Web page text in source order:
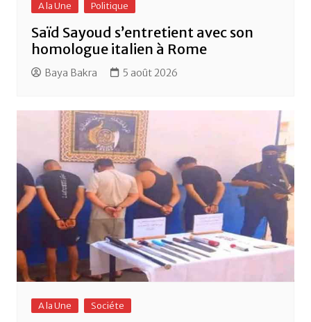
A la Une Politique
Saïd Sayoud s’entretient avec son
homologue italien à Rome
Baya Bakra 5 août 2026
A la Une Sociéte